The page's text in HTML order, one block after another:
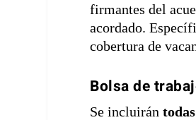
firmantes del
acordado.
cobertura de
Bolsa de
Se incluirán